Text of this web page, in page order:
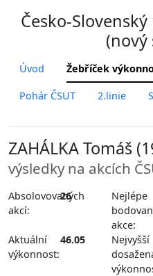
Česko-
(nový
Úvod Žebříček
Pohár ČSUT 2.linie
ZAHÁLKA Tomáš
výsledky na akcích
Absolovovaných
akcí:
26
Nejlépe
akce:
Aktuální
výkonnost:
46.05
Nejvyšší